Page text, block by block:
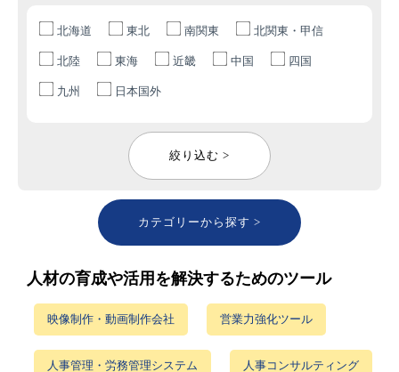
北海道 東北 南関東 北関東・甲信
北陸 東海 近畿 中国 四国
九州 日本国外
絞り込む >
カテゴリーから探す >
人材の育成や活用を解決するためのツール
映像制作・動画制作会社 営業力強化ツール
人事管理・労務管理システム 人事コンサルティング